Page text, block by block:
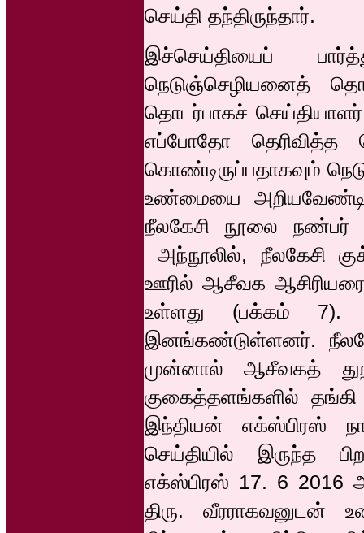
செய்தி தந்திருந்தார்.
இச்செய்தியைப்
நெடுஞ்செழியனைத்
தொடர்பாகச்
எப்போதோ தெரிவித்த
கொண்டிருப்பதாகவும்
உண்மையை
நீலகேசி நூலை நண்பர்
அந்நூலில், நீலகேசி
ஊரில் ஆசீவக
உள்ளது (பக்கம் 7).
இனங்கண்டுள்ளனர்.
முன்னால் ஆசீவகத்
குகைத்தளங்களில்
இந்தியன் எக்ஸ்பிரஸ்
செய்தியில் இருந்த
எக்ஸ்பிரஸ் 17. 6 2016
திரு. வீரராகவனுடன்